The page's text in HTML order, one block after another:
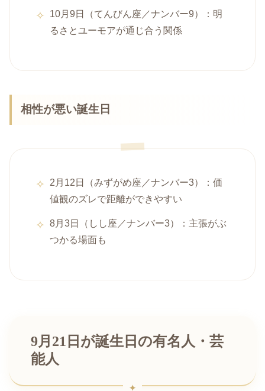
10月9日（てんびん座／ナンバー9）：明
るさとユーモアが通じ合う関係
相性が悪い誕生日
2月12日（みずがめ座／ナンバー3）：価
値観のズレで距離ができやすい
8月3日（しし座／ナンバー3）：主張がぶ
つかる場面も
9月21日が誕生日の有名人・芸
能人